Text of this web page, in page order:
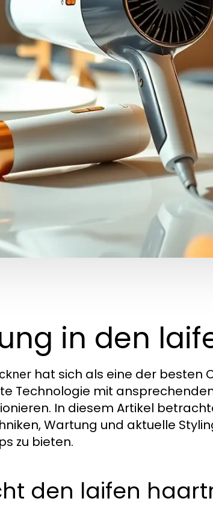
in den
hat sich als eine der besten
Technologie mit
In diesem Artikel
Wartung und aktuelle
zu bieten.
den laifen